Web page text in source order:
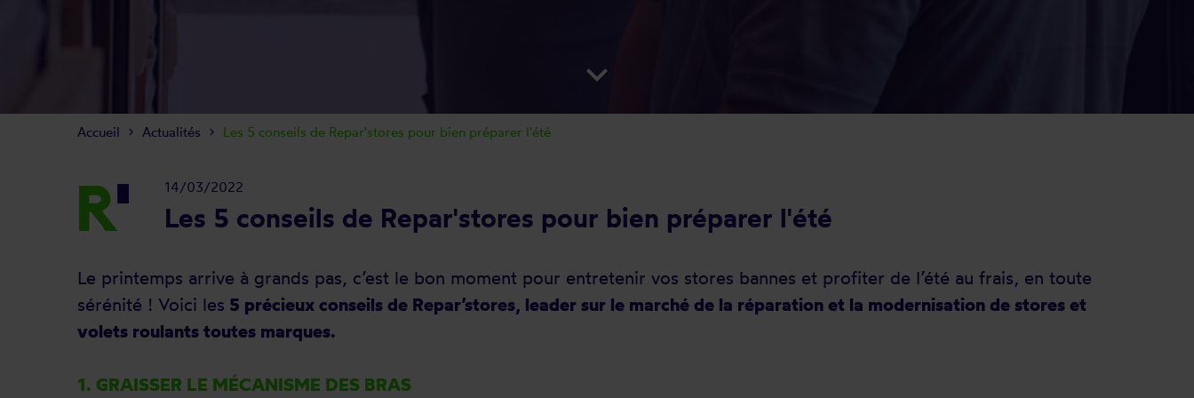
keyboard_arrow_down
14/03/2022
Les 5 conseils de Repar'stores pour bien préparer l'été
Le printemps arrive à grands pas, c’est le bon moment pour entretenir vos stores bannes et profiter de l’été au frais, en toute
sérénité ! Voici les 5 précieux conseils de Repar’stores, leader sur le marché de la réparation et la modernisation de stores et
volets roulants toutes marques.
1. GRAISSER LE MÉCANISME DES BRAS
Accueil Actualités Les 5 conseils de Repar'stores pour bien préparer l'été